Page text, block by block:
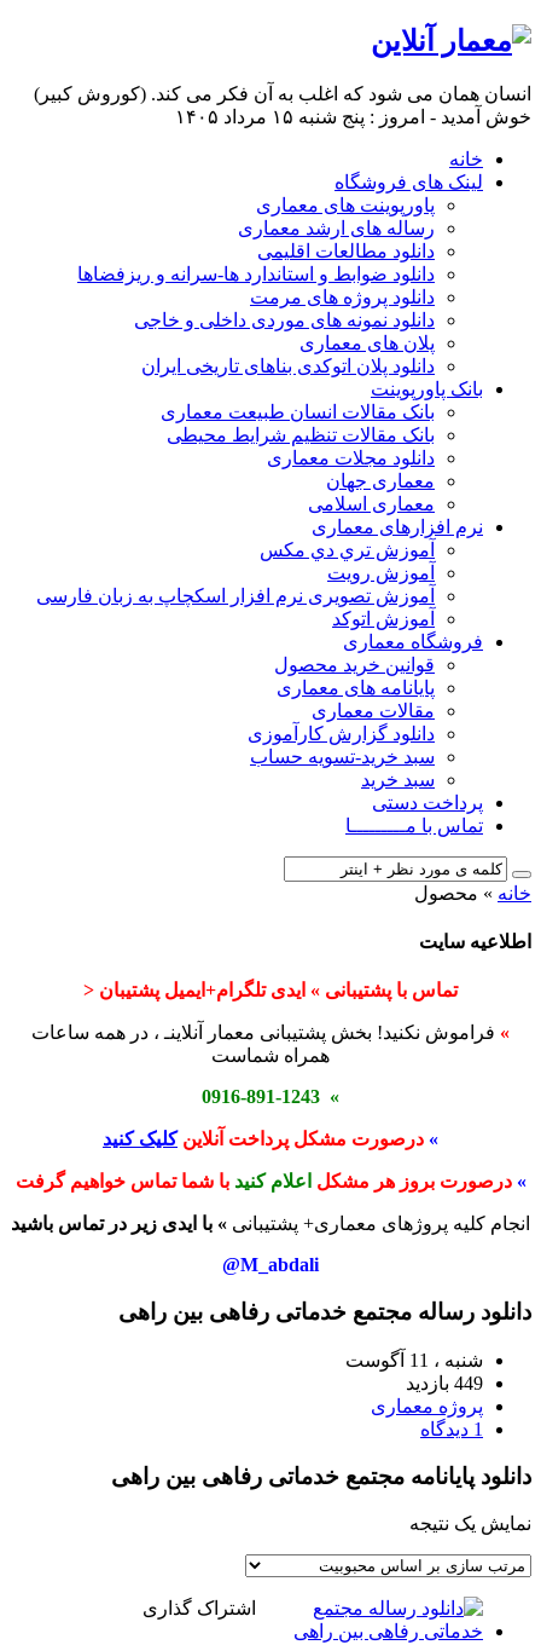
انسان همان می شود که اغلب به آن فکر می کند. (کوروش کبیر)
خوش آمدید - امروز : پنج شنبه ۱۵ مرداد ۱۴۰۵
خانه
لینک های فروشگاه
پاورپوینت های معماری
رساله های ارشد معماری
دانلود مطالعات اقلیمی
دانلود ضوابط و استاندارد ها-سرانه و ریزفضاها
دانلود پروژه های مرمت
دانلود نمونه های موردی داخلی و خاجی
پلان های معماری
دانلود پلان اتوکدی بناهای تاریخی ایران
بانک پاورپوینت
بانک مقالات انسان طبیعت معماری
بانک مقالات تنظیم شرایط محیطی
دانلود مجلات معماری
معماری جهان
معماری اسلامی
نرم افزارهای معماری
آﻣﻮزش ﺗﺮي دي ﻣﮑﺲ
آموزش رویت
آموزش تصویری نرم افزار اسکچاپ به زبان فارسی
آموزش اتوکد
فروشگاه معماری
قوانین خرید محصول
پایانامه های معماری
مقالات معماری
دانلود گزارش کارآموزی
سبد خرید-تسویه حساب
سبد خرید
پرداخت دستی
تماس با مـــــــــا
خانه » محصول
اطلاعیه سایت
تماس با پشتیبانی » ایدی تلگرام+ایمیل پشتیبان <
» فراموش نکنید! بخش پشتیبانی معمار آنلاینـ ، در همه ساعات
همراه شماست
» 0916-891-1243
» درصورت مشکل پرداخت آنلاینکلیک کنید
» درصورت بروز هر مشکل اعلام کنید با شما تماس خواهیم گرفت
انجام کلیه پروژهای معماری+ پشتیبانی » با ایدی زیر در تماس باشید
M_abdali@
دانلود رساله مجتمع خدماتی رفاهی بین راهی
شنبه ، 11 آگوست
449 بازدید
پروژه معماری
1 دیدگاه
دانلود پایانامه مجتمع خدماتی رفاهی بین راهی
نمایش یک نتیجه
اشتراک گذاری